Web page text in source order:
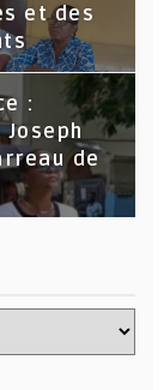
et des
:
de